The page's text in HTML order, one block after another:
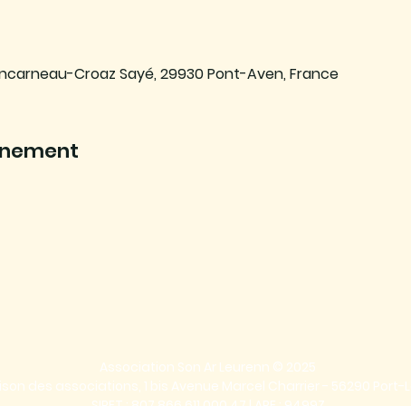
Croaz Sayé, 29930 Pont-Aven, France
Association Son Ar Leurenn © 2025
des associations, 1 bis Avenue Marcel Charrier - 56290 Port-